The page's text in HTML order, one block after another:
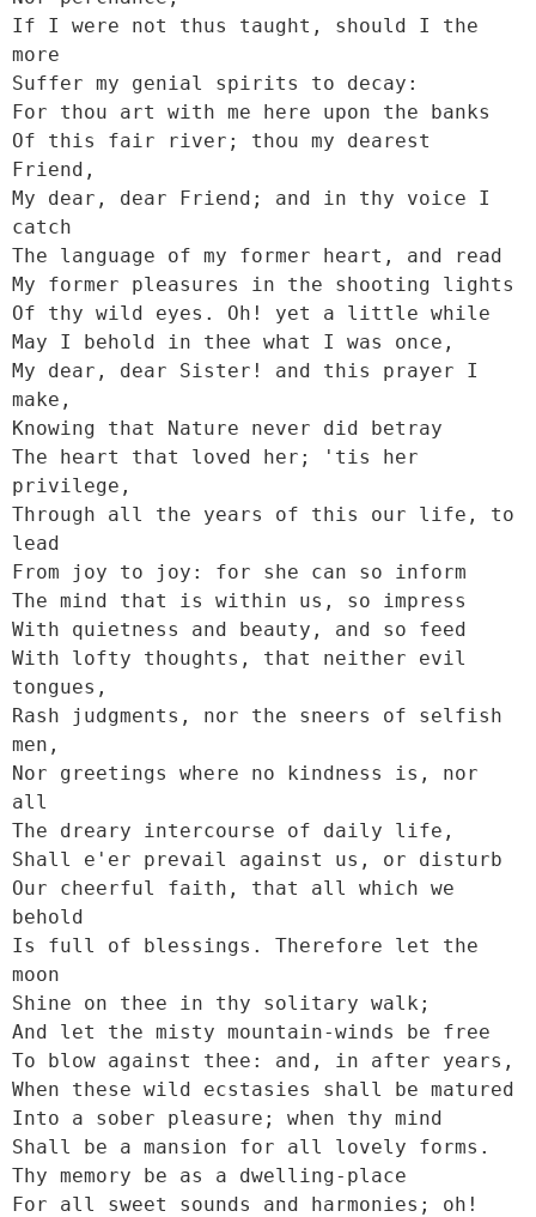
If I were not thus taught, should I the
more
Suffer my genial spirits to decay:
For thou art with me here upon the banks
Of this fair river; thou my dearest
Friend,
My dear, dear Friend; and in thy voice I
catch
The language of my former heart, and read
My former pleasures in the shooting lights
Of thy wild eyes. Oh! yet a little while
May I behold in thee what I was once,
My dear, dear Sister! and this prayer I
make,
Knowing that Nature never did betray
The heart that loved her; 'tis her
privilege,
Through all the years of this our life, to
lead
From joy to joy: for she can so inform
The mind that is within us, so impress
With quietness and beauty, and so feed
With lofty thoughts, that neither evil
tongues,
Rash judgments, nor the sneers of selfish
men,
Nor greetings where no kindness is, nor
all
The dreary intercourse of daily life,
Shall e'er prevail against us, or disturb
Our cheerful faith, that all which we
behold
Is full of blessings. Therefore let the
moon
Shine on thee in thy solitary walk;
And let the misty mountain-winds be free
To blow against thee: and, in after years,
When these wild ecstasies shall be matured
Into a sober pleasure; when thy mind
Shall be a mansion for all lovely forms.
Thy memory be as a dwelling-place
For all sweet sounds and harmonies; oh!